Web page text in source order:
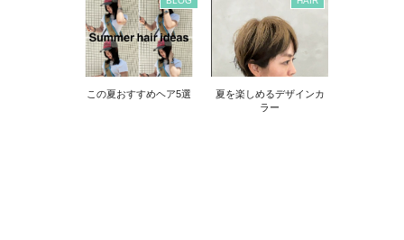
この夏おすすめヘア5選
夏を楽しめるデザインカ
ラー